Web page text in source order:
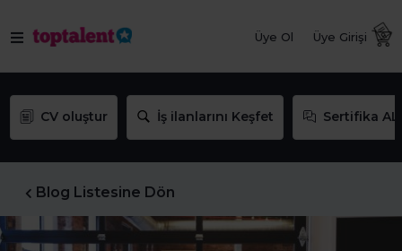
Üye Ol Üye Girişi
CV oluştur İş ilanlarını Keşfet Sertifika AL
Blog Listesine Dön